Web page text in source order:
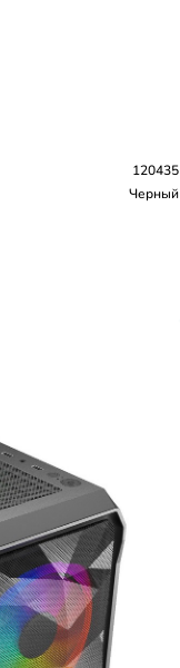
120435
Черный